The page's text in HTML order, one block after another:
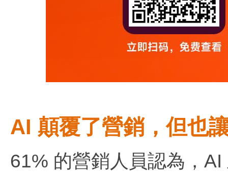
AI 顛覆了營銷，但也
61% 的營銷人員認為，